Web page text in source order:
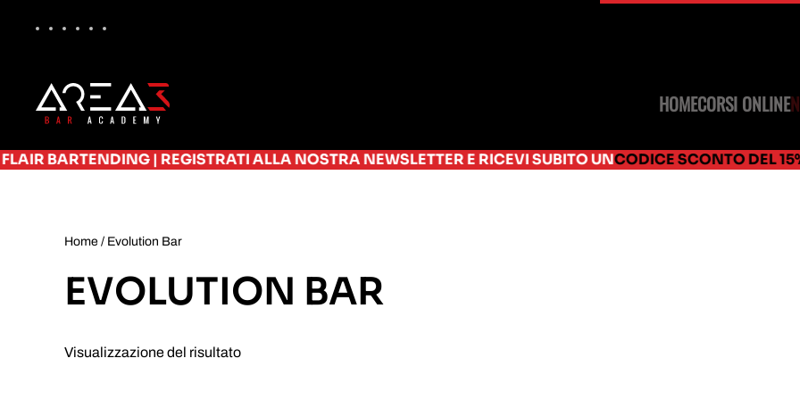
HOMECORSI ONLINE
|REGISTRATI ALLA NOSTRA NEWSLETTER E RICEVI SUBITO UNCODICE SCONTO DEL 15%DA
Home / Evolution Bar
EVOLUTION BAR
Visualizzazione del risultato